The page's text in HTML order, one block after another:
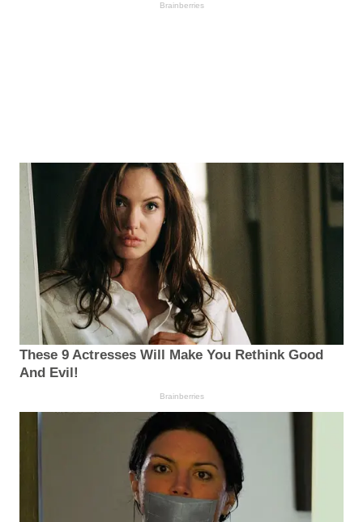
Brainberries
These 9 Actresses Will Make You Rethink Good
And Evil!
Brainberries